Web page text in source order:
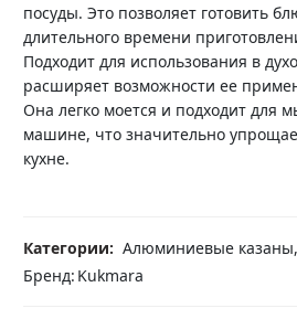
посуды. Это позволяет готовить
длительного времени
Подходит для использования в
расширяет возможности ее
Она легко моется и подходит для
машине, что значительно
кухне.
Категории: Алюминиевые казаны,
Бренд: Kukmara